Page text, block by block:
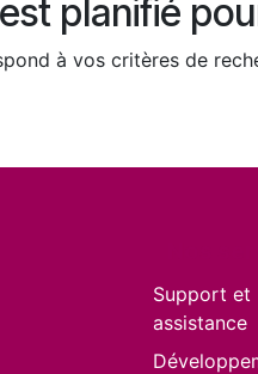
planifié
à vos critères de
Support et
assistance